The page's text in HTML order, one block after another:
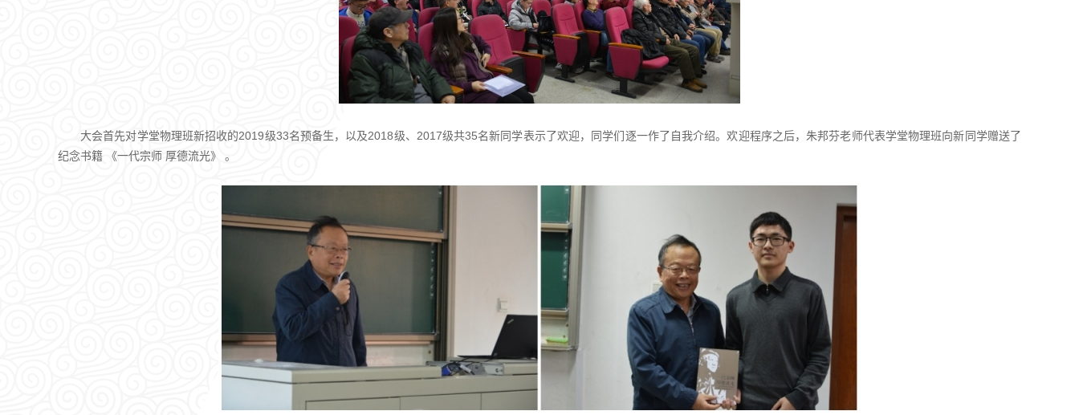
大会首先对学堂物理班新招收的2019级33名预备生，以及2018级、2017级共35名新同学表示了欢迎，同学们逐一作了自我介绍。欢迎程序之后，朱邦芬老师代表学堂物理班向新同学赠送了
纪念书籍 《一代宗师 厚德流光》 。